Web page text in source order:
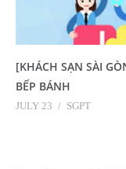
[KHÁCH SẠN SÀI
BẾP BÁNH
JULY 23 / SGPT